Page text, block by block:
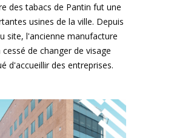
des tabacs de Pantin fut une
usines de la ville. Depuis
site, l'ancienne manufacture
de changer de visage
d'accueillir des entreprises.